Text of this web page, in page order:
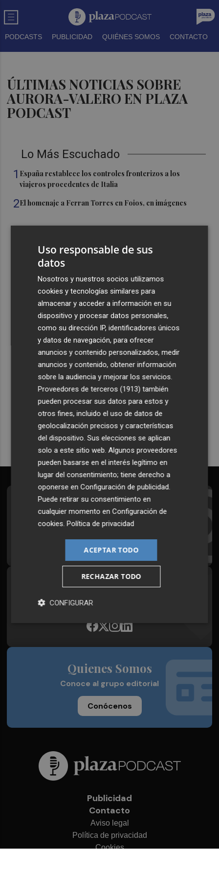
PODCASTS PUBLICIDAD QUIÉNES SOMOS CONTACTO
ÚLTIMAS NOTICIAS SOBRE
AURORA-VALERO EN PLAZA
PODCAST
Lo Más Escuchado
1 España restablece los controles fronterizos a los
viajeros procedentes de Italia
2El homenaje a Ferran Torres en Foios, en imágenes
Foios se vuelca con Ferran Torres
Las '200 vidas' que llevaron a Paco Rabal de Águilas a la
cima del cine: un documental recupera la voz y la mirada
del actor
Recibe toda la actualidad de
Plaza Podcast en tu correo
Quiero suscribirme
Suscríbete al Boletín
Todos los días a primera hora en tu email
Síguenos en redes
Plaza Podcast, desde cualquier medio
Quienes Somos
Conoce al grupo editorial
Conócenos
Publicidad
Contacto
Aviso legal
Política de privacidad
Cookies
Uso responsable de sus
datos
Nosotros y nuestros socios utilizamos
cookies y tecnologías similares para
almacenar y acceder a información en su
dispositivo y procesar datos personales,
como su dirección IP, identificadores únicos
y datos de navegación, para ofrecer
anuncios y contenido personalizados, medir
anuncios y contenido, obtener información
sobre la audiencia y mejorar los servicios.
Proveedores de terceros (1913) también
pueden procesar sus datos para estos y
otros fines, incluido el uso de datos de
geolocalización precisos y características
del dispositivo. Sus elecciones se aplican
solo a este sitio web. Algunos proveedores
pueden basarse en el interés legítimo en
lugar del consentimiento; tiene derecho a
oponerse enConfiguración de publicidad.
Puede retirar su consentimiento en
cualquier momento enConfiguración de
cookies.Política de privacidad
ACEPTAR TODO
RECHAZAR TODO
CONFIGURAR